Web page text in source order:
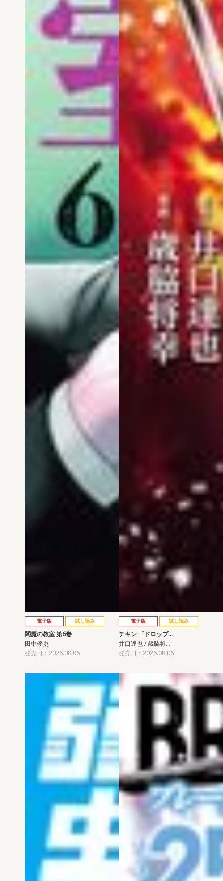
電子版 試し読み
閻魔の教室 第6巻
田中優吏
発売日：2026.08.06
電子版 試し読み
チキン 「ドロップ…
井口達也 / 歳脇将…
発売日：2026.08.06